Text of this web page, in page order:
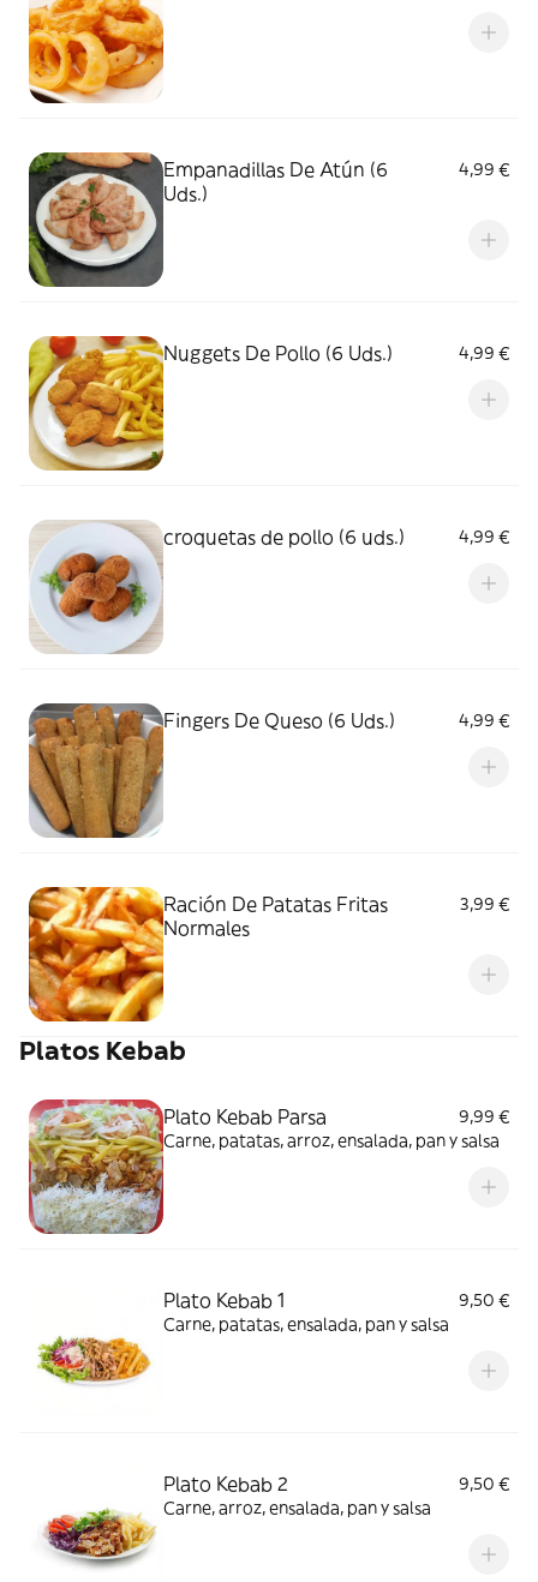
Empanadillas De Atún (6
Uds.)
4,99 €
Nuggets De Pollo (6 Uds.) 4,99 €
croquetas de pollo (6 uds.) 4,99 €
Fingers De Queso (6 Uds.) 4,99 €
Ración De Patatas Fritas
Normales
3,99 €
Platos Kebab
Plato Kebab Parsa
9,99 €
Carne, patatas, arroz, ensalada, pan y salsa
Plato Kebab 1
9,50 €
Carne, patatas, ensalada, pan y salsa
Plato Kebab 2
9,50 €
Carne, arroz, ensalada, pan y salsa